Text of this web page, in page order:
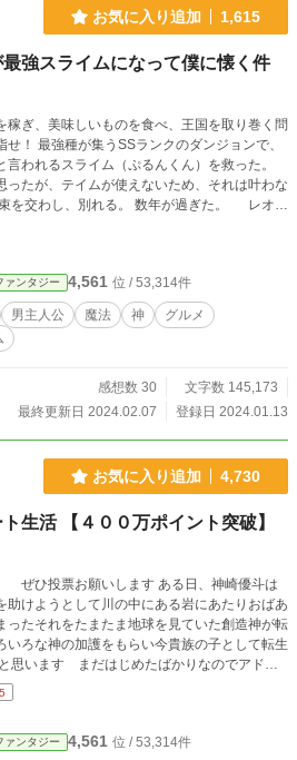
お気に入り追加 1,615
強スライムになって僕に懐く件
稼ぎ、美味しいものを食べ、王国を取り巻く問
ョンで、
われるスライム（ぷるんくん）を救った。
ったが、テイムが使えないため、それは叶わな
平民としてクラスの生徒たちにいじめられる
くんだった。
ァンタジー 4,561 位 / 53,314件
男主人公 魔法 神
グルメ
感想数 30
文字数 145,173
最終更新日 2024.02.07
登録日 2024.01.13
お気に入り追加 4,730
生活 【４００万ポイント突破】
願いします ある日、神崎優斗は
助けようとして川の中にある岩にあたりおばあ
ったそれをたまたま地球を見ていた創造神が転
いろな神の加護をもらい今貴族の子として転生
さい。ノベルバ、小説家になろう、カクヨム
気が向いたら、そちらもお願いします。 累
ありがとうございます。】 ツイッター
ァンタジー 4,561 位 / 53,314件